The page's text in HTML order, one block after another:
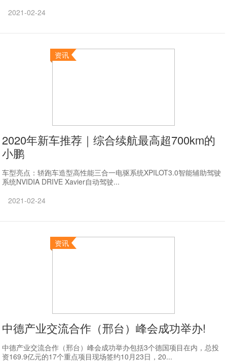
2021-02-24
资讯
2020年新车推荐｜综合续航最高超700km的
小鹏
车型亮点：轿跑车造型高性能三合一电驱系统XPILOT3.0智能辅助驾驶
系统NVIDIA DRIVE Xavier自动驾驶...
2021-02-24
资讯
中德产业交流合作（邢台）峰会成功举办!
中德产业交流合作（邢台）峰会成功举办包括3个德国项目在内，总投
资169.9亿元的17个重点项目现场签约10月23日，20...